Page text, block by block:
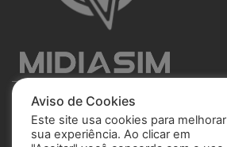
Aviso de Cookies
Este site usa cookies para melhorar
sua experiência. Ao clicar em